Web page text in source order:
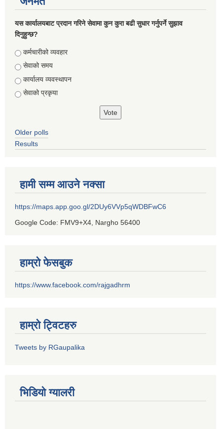
यस कार्यालयबाट प्रदान गरिने सेवामा कुन कुरा बढी सुधार गर्नुपर्ने सुझाव
दिनुहुन्छ?
Choices
कर्मचारीको व्यवहार
सेवाको समय
कार्यालय व्यवस्थापन
सेवाको प्रकृया
Older polls
Results
हामी सम्म आउने नक्सा
https://maps.app.goo.gl/2DUy6VVp5qWDBFwC6
Google Code: FMV9+X4, Nargho 56400
हाम्रो फेसबुक
https://www.facebook.com/rajgadhrm
हाम्रो ट्विटहरु
Tweets by RGaupalika
भिडियो ग्यालरी